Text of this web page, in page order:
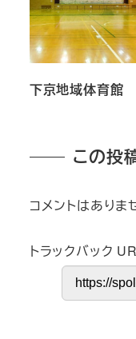
下京地域体育館
この投
コメントはありま
トラックバック